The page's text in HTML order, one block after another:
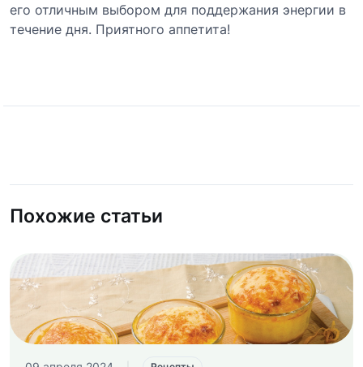
его отличным выбором для поддержания энергии в
течение дня. Приятного аппетита!
Похожие статьи